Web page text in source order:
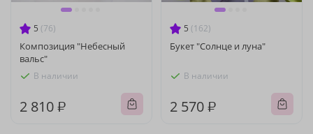
5 (76)
Композиция "Небесный
вальс"
В наличии
2 810 ₽
5 (162)
Букет "Солнце и луна"
В наличии
2 570 ₽